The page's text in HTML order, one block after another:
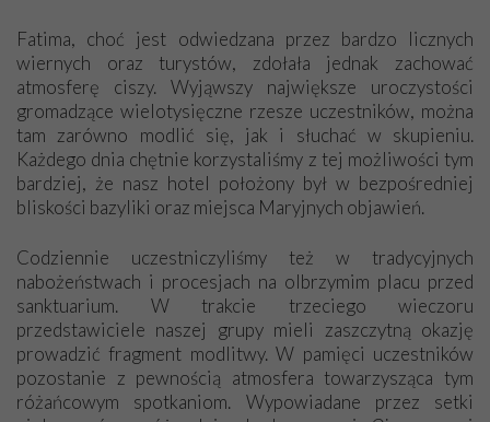
Fatima, choć jest odwiedzana przez bardzo licznych
wiernych oraz turystów, zdołała jednak zachować
atmosferę ciszy. Wyjąwszy największe uroczystości
gromadzące wielotysięczne rzesze uczestników, można
tam zarówno modlić się, jak i słuchać w skupieniu.
Każdego dnia chętnie korzystaliśmy z tej możliwości tym
bardziej, że nasz hotel położony był w bezpośredniej
bliskości bazyliki oraz miejsca Maryjnych objawień.
Codziennie uczestniczyliśmy też w tradycyjnych
nabożeństwach i procesjach na olbrzymim placu przed
sanktuarium. W trakcie trzeciego wieczoru
przedstawiciele naszej grupy mieli zaszczytną okazję
prowadzić fragment modlitwy. W pamięci uczestników
pozostanie z pewnością atmosfera towarzysząca tym
różańcowym spotkaniom. Wypowiadane przez setki